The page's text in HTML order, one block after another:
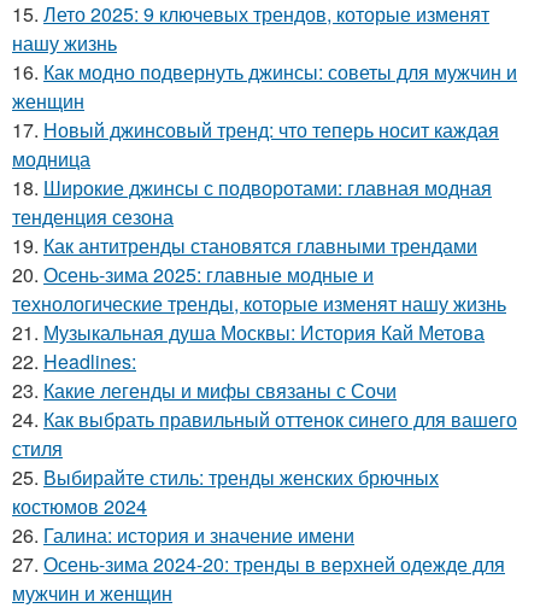
15. Лето 2025: 9 ключевых трендов, которые изменят
нашу жизнь
16. Как модно подвернуть джинсы: советы для мужчин и
женщин
17. Новый джинсовый тренд: что теперь носит каждая
модница
18. Широкие джинсы с подворотами: главная модная
тенденция сезона
19. Как антитренды становятся главными трендами
20. Осень-зима 2025: главные модные и
технологические тренды, которые изменят нашу жизнь
21. Музыкальная душа Москвы: История Кай Метова
22. Headlines:
23. Какие легенды и мифы связаны с Сочи
24. Как выбрать правильный оттенок синего для вашего
стиля
25. Выбирайте стиль: тренды женских брючных
костюмов 2024
26. Галина: история и значение имени
27. Осень-зима 2024-20: тренды в верхней одежде для
мужчин и женщин